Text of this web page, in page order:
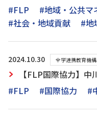
#FLP
#地域・公共マ
#社会・地域貢献
#地
2024.10.30 全学連携教育機
【FLP国際協力】
#FLP
#国際協力 #